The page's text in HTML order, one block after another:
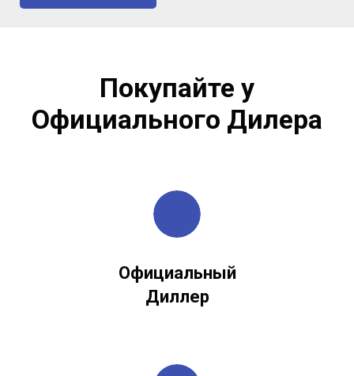
Покупайте у
Официального Дилера
Официальный
Диллер